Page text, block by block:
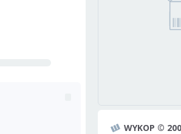
WYKOP ©